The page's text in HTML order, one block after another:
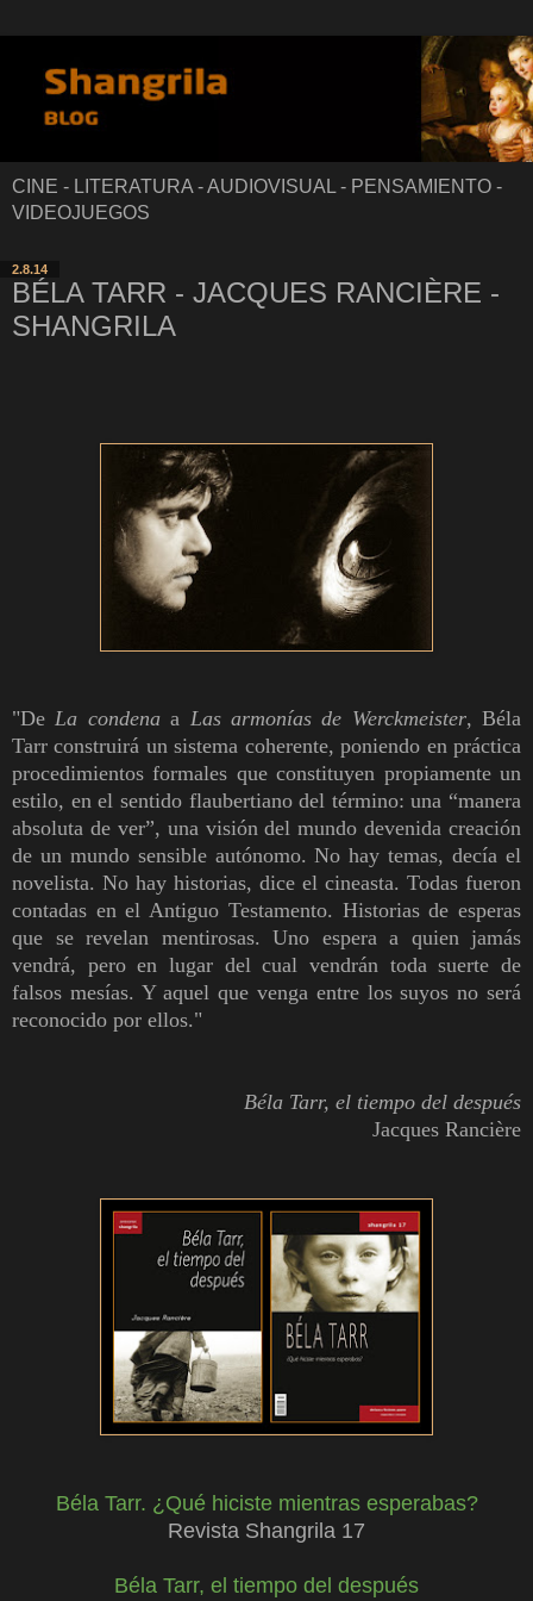
CINE - LITERATURA - AUDIOVISUAL - PENSAMIENTO -
VIDEOJUEGOS
2.8.14
BÉLA TARR - JACQUES RANCIÈRE -
SHANGRILA
"DeLa condenaa Las armonías de Werckmeister, Béla
Tarr construirá un sistema coherente, poniendo en práctica
procedimientos formales que constituyen propiamente un
estilo, en el sentido flaubertiano del término: una “manera
absoluta de ver”, una visión del mundo devenida creación
de un mundo sensible autónomo. No hay temas, decía el
novelista. No hay historias, dice el cineasta. Todas fueron
contadas en el Antiguo Testamento. Historias de esperas
que se revelan mentirosas. Uno espera a quien jamás
vendrá, pero en lugar del cual vendrán toda suerte de
falsos mesías. Y aquel que venga entre los suyos no será
reconocido por ellos."
Béla Tarr, el tiempo del después
Jacques Rancière
Béla Tarr. ¿Qué hiciste mientras esperabas?
Revista Shangrila 17
Béla Tarr, el tiempo del después